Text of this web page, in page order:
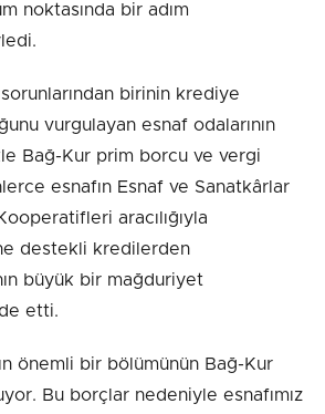
noktasında bir adım
birinin krediye
vurgulayan esnaf odalarının
Bağ-Kur prim borcu ve vergi
esnafın Esnaf ve Sanatkârlar
aracılığıyla
destekli kredilerden
büyük bir mağduriyet
etti.
önemli bir bölümünün Bağ-Kur
Bu borçlar nedeniyle esnafımız